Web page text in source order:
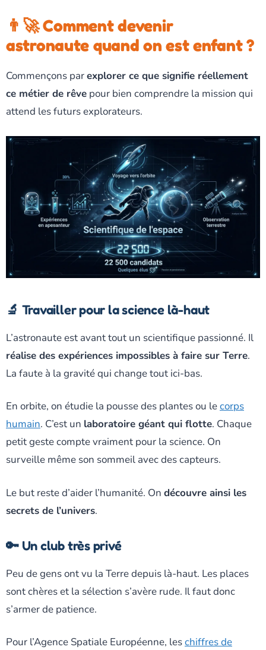
👨‍🚀 Comment devenir
astronaute quand on est enfant ?
Commençons parexplorer ce que signifie réellement
ce métier de rêve pour bien comprendre la mission qui
attend les futurs explorateurs.
🔬 Travailler pour la science là-haut
L’astronaute est avant tout un scientifique passionné. Il
réalise des expériences impossibles à faire sur Terre.
La faute à la gravité qui change tout ici-bas.
En orbite, on étudie la pousse des plantes ou lecorps
humain. C’est un laboratoire géant qui flotte. Chaque
petit geste compte vraiment pour la science. On
surveille même son sommeil avec des capteurs.
Le but reste d’aider l’humanité. On découvre ainsi les
secrets de l’univers.
🔑 Un club très privé
Peu de gens ont vu la Terre depuis là-haut. Les places
sont chères et la sélection s’avère rude. Il faut donc
s’armer de patience.
Pour l’Agence Spatiale Européenne, leschiffres de